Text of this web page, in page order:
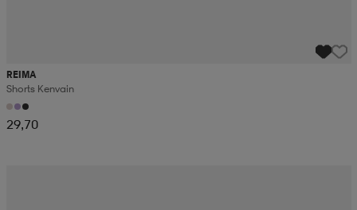
REIMA
Shorts Kenvain
29,70